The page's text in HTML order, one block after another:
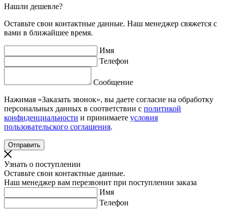
Нашли дешевле?
Оставьте свои контактные данные. Наш менеджер свяжется с
вами в ближайшее время.
Имя
Телефон
Сообщение
Нажимая «Заказать звонок», вы даете согласие на обработку
персональных данных в соответствии с политикой
конфиденциальности и принимаете условия
пользовательского соглашения.
Узнать о поступлении
Оставьте свои контактные данные.
Наш менеджер вам перезвонит при поступлении заказа
Имя
Телефон